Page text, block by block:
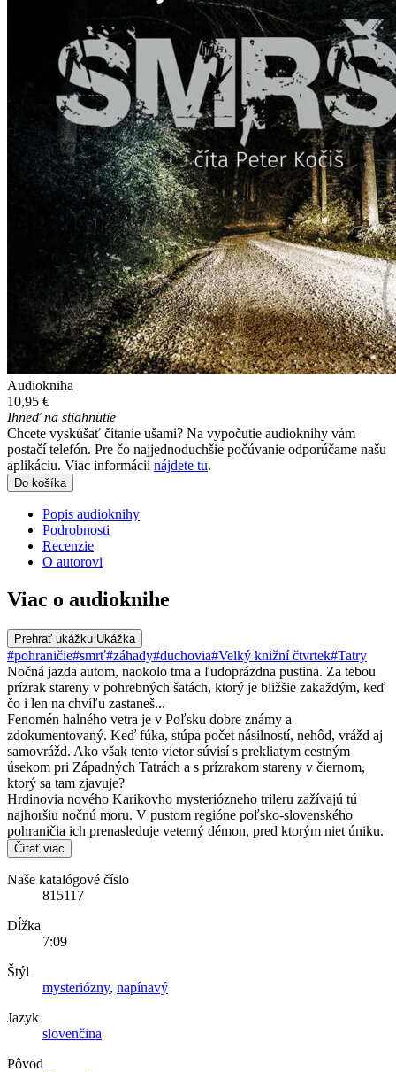
Audiokniha
10,95 €
Ihneď na stiahnutie
Chcete vyskúšať čítanie ušami? Na vypočutie audioknihy vám
postačí telefón. Pre čo najjednoduchšie počúvanie odporúčame našu
aplikáciu. Viac informácii nájdete tu.
Do košíka
Popis audioknihy
Podrobnosti
Recenzie
O autorovi
Viac o audioknihe
Prehrať ukážku Ukážka
#pohraničie#smrť#záhady#duchovia#Velký knižní čtvrtek#Tatry
Nočná jazda autom, naokolo tma a ľudoprázdna pustina. Za tebou
prízrak stareny v pohrebných šatách, ktorý je bližšie zakaždým, keď
čo i len na chvíľu zastaneš...
Fenomén halného vetra je v Poľsku dobre známy a
zdokumentovaný. Keď fúka, stúpa počet násilností, nehôd, vrážd aj
samovrážd. Ako však tento vietor súvisí s prekliatym cestným
úsekom pri Západných Tatrách a s prízrakom stareny v čiernom,
ktorý sa tam zjavuje?
Hrdinovia nového Karikovho mysteriózneho trileru zažívajú tú
najhoršiu nočnú moru. V pustom regióne poľsko-slovenského
pohraničia ich prenasleduje veterný démon, pred ktorým niet úniku.
Čítať viac
Naše katalógové číslo
815117
Dĺžka
7:09
Štýl
mysteriózny, napínavý
Jazyk
slovenčina
Pôvod